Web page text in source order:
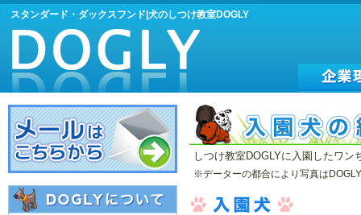
スタンダード・ダックスフンド|犬のしつけ教室DOGLY
しつけ教室DOGLYに入園したワ
※データーの都合により写真は